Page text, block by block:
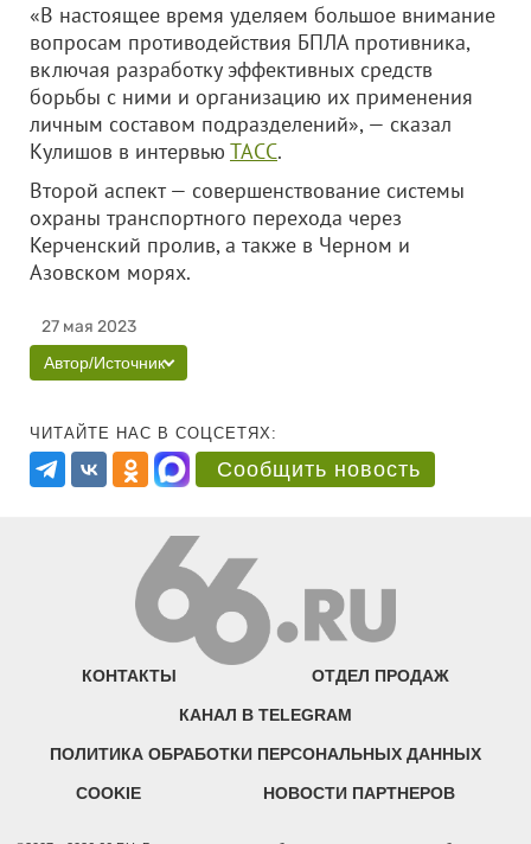
«В настоящее время уделяем большое внимание
вопросам противодействия БПЛА противника,
включая разработку эффективных средств
борьбы с ними и организацию их применения
личным составом подразделений», — сказал
Кулишов в интервью ТАСС.
Второй аспект — совершенствование системы
охраны транспортного перехода через
Керченский пролив, а также в Черном и
Азовском морях.
27 мая 2023
Автор/Источник
ЧИТАЙТЕ НАС В СОЦСЕТЯХ:
Сообщить новость
КОНТАКТЫ ОТДЕЛ ПРОДАЖ
КАНАЛ В TELEGRAM
ПОЛИТИКА ОБРАБОТКИ ПЕРСОНАЛЬНЫХ ДАННЫХ
COOKIE НОВОСТИ ПАРТНЕРОВ